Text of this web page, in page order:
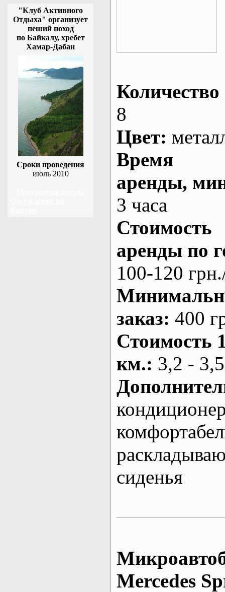
"Клуб Активного
Отдыха" организует
пеший поход
по Байкалу, хребет
Хамар-Дабан
Сроки проведения
июль 2010
Количество
8
Цвет:
Время
аренды,
3 часа
Стоимость
аренды по
100-120
заказ: 400
Стоимость
км.: 3,2 -
сиденья
Mеrcedes